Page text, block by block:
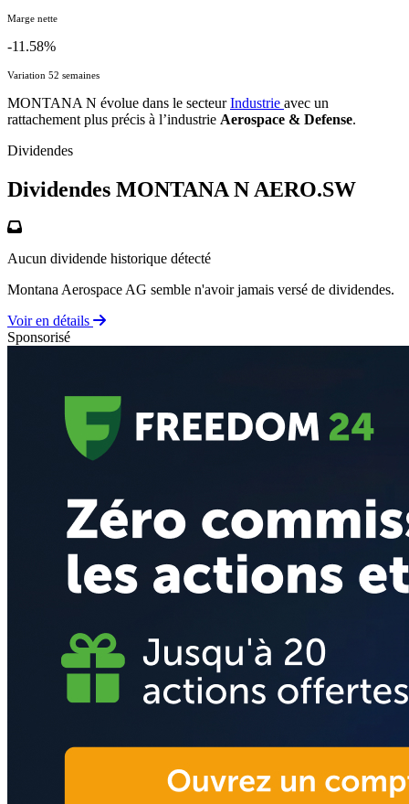
Marge nette
-11.58%
Variation 52 semaines
MONTANA N évolue dans le secteurIndustrie avec un
rattachement plus précis à l’industrie Aerospace & Defense.
Dividendes
Dividendes MONTANA N AERO.SW
Aucun dividende historique détecté
Montana Aerospace AG semble n'avoir jamais versé de dividendes.
Voir en détails
Sponsorisé